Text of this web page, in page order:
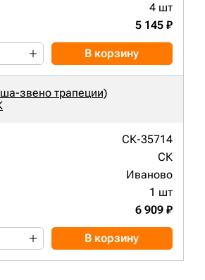
4 шт
5 145 ₽
В корзину
звено трапеции)
СК-35714
СК
Иваново
1 шт
6 909 ₽
В корзину